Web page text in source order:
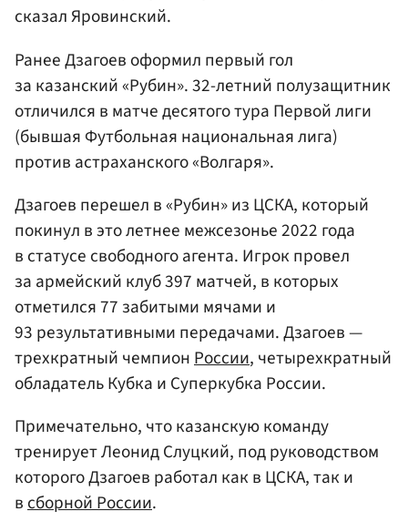
сказал Яровинский.
Ранее Дзагоев оформил первый гол
за казанский «Рубин». 32-летний полузащитник
отличился в матче десятого тура Первой лиги
(бывшая Футбольная национальная лига)
против астраханского «Волгаря».
Дзагоев перешел в «Рубин» из ЦСКА, который
покинул в это летнее межсезонье 2022 года
в статусе свободного агента. Игрок провел
за армейский клуб 397 матчей, в которых
отметился 77 забитыми мячами и
93 результативными передачами. Дзагоев —
трехкратный чемпионРоссии, четырехкратный
обладатель Кубка и Суперкубка России.
Примечательно, что казанскую команду
тренирует Леонид Слуцкий, под руководством
которого Дзагоев работал как в ЦСКА, так и
всборной России.